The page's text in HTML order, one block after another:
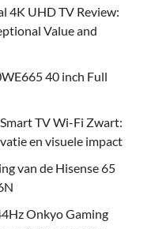
4K UHD TV Review:
Value and
40 inch Full
TV Wi-Fi Zwart:
en visuele impact
van de Hisense 65
Onkyo Gaming